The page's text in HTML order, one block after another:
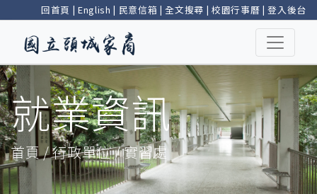
回首頁 | English | 民意信箱 |全文搜尋 | 校園行事曆 |登入後台
就業資訊
首頁 / 行政單位 / 實習處